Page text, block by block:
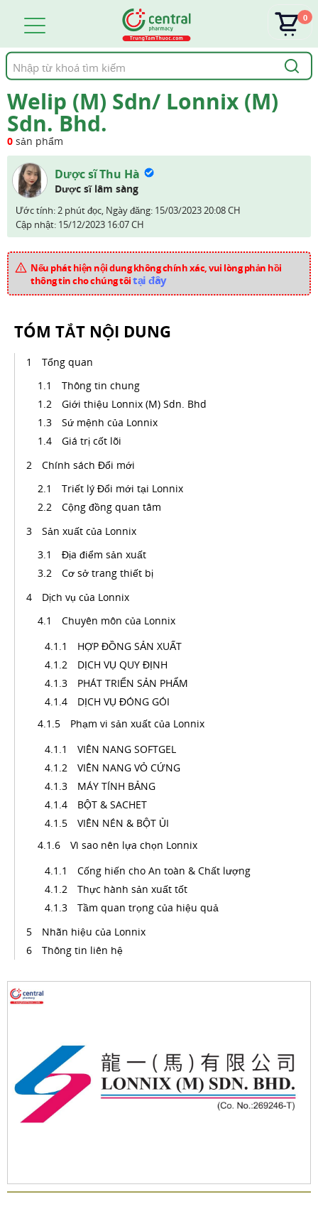
Tìm
kiếm
0
Welip (M) Sdn/ Lonnix (M)
Sdn. Bhd.
0 sản phẩm
Dược sĩ Thu Hà
Dược sĩ lâm sàng
Ước tính: 2 phút đọc, Ngày đăng: 15/03/2023 20:08 CH
Cập nhật: 15/12/2023 16:07 CH
Nếu phát hiện nội dung không chính xác, vui lòng phản hồi
thông tin cho chúng tôitại đây
TÓM TẮT NỘI DUNG
Tổng quan
Thông tin chung
Giới thiệu Lonnix (M) Sdn. Bhd
Sứ mệnh của Lonnix
Giá trị cốt lõi
Chính sách Đổi mới
Triết lý Đổi mới tại Lonnix
Cộng đồng quan tâm
Sản xuất của Lonnix
Địa điểm sản xuất
Cơ sở trang thiết bị
Dịch vụ của Lonnix
Chuyên môn của Lonnix
HỢP ĐỒNG SẢN XUẤT
DỊCH VỤ QUY ĐỊNH
PHÁT TRIỂN SẢN PHẨM
DỊCH VỤ ĐÓNG GÓI
Phạm vi sản xuất của Lonnix
VIÊN NANG SOFTGEL
VIÊN NANG VỎ CỨNG
MÁY TÍNH BẢNG
BỘT & SACHET
VIÊN NÉN & BỘT ỦI
Vì sao nên lựa chọn Lonnix
Cống hiến cho An toàn & Chất lượng
Thực hành sản xuất tốt
Tầm quan trọng của hiệu quả
Nhãn hiệu của Lonnix
Thông tin liên hệ